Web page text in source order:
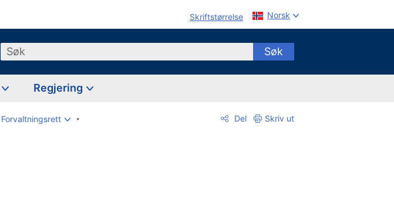
Skriftstørrelse Norsk
Søk Søk
Regjering
Forvaltningsrett
Del Skriv ut